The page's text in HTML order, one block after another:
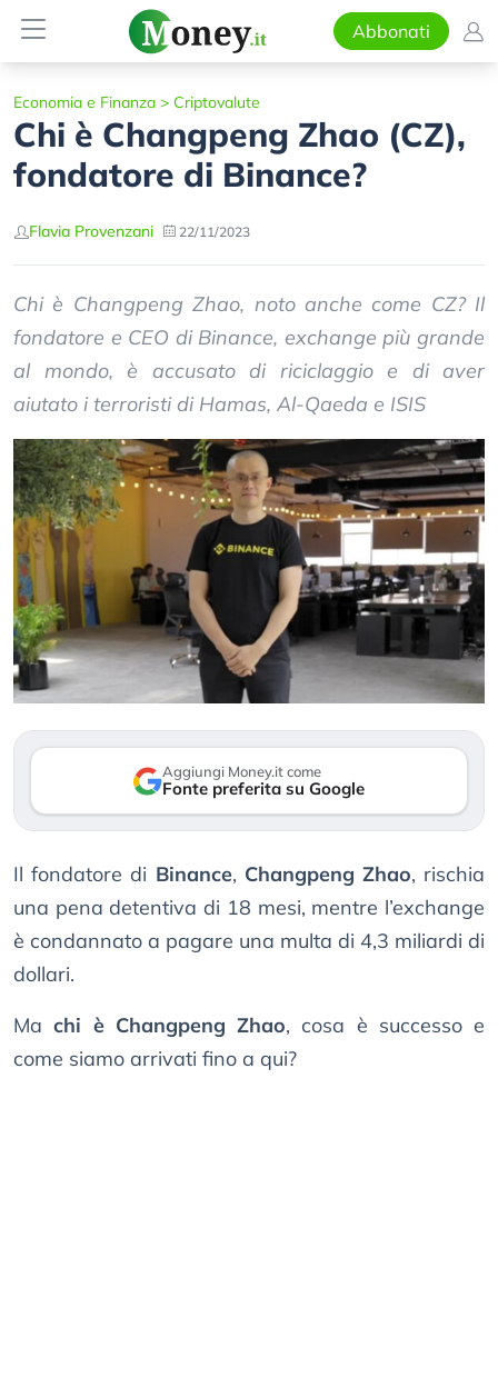
Abbonati
Economia e Finanza > Criptovalute
Chi è Changpeng Zhao (CZ),
fondatore di Binance?
Flavia Provenzani 22/11/2023
Chi è Changpeng Zhao, noto anche come CZ? Il
fondatore e CEO di Binance, exchange più grande
al mondo, è accusato di riciclaggio e di aver
aiutato i terroristi di Hamas, Al-Qaeda e ISIS
Aggiungi Money.it come
Fonte preferita su Google
Il fondatore di Binance, Changpeng Zhao, rischia
una pena detentiva di 18 mesi, mentre l’exchange
è condannato a pagare una multa di 4,3 miliardi di
dollari.
Machi è Changpeng Zhao, cosa è successo e
come siamo arrivati fino a qui?